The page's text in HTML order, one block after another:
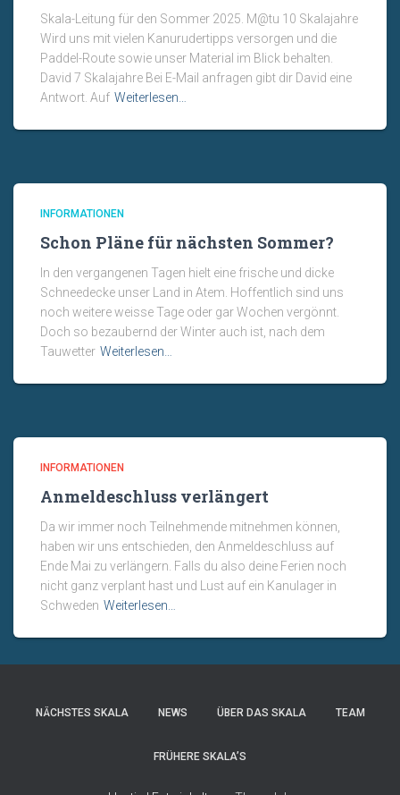
Skala-Leitung für den Sommer 2025. M@tu 10 Skalajahre
Wird uns mit vielen Kanurudertipps versorgen und die
Paddel-Route sowie unser Material im Blick behalten.
David 7 Skalajahre Bei E-Mail anfragen gibt dir David eine
Antwort. Auf Weiterlesen…
INFORMATIONEN
Schon Pläne für nächsten Sommer?
In den vergangenen Tagen hielt eine frische und dicke
Schneedecke unser Land in Atem. Hoffentlich sind uns
noch weitere weisse Tage oder gar Wochen vergönnt.
Doch so bezaubernd der Winter auch ist, nach dem
Tauwetter Weiterlesen…
INFORMATIONEN
Anmeldeschluss verlängert
Da wir immer noch Teilnehmende mitnehmen können,
haben wir uns entschieden, den Anmeldeschluss auf
Ende Mai zu verlängern. Falls du also deine Ferien noch
nicht ganz verplant hast und Lust auf ein Kanulager in
Schweden Weiterlesen…
NÄCHSTES SKALA NEWS ÜBER DAS SKALA TEAM
FRÜHERE SKALA’S